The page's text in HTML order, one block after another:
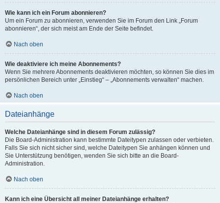
Wie kann ich ein Forum abonnieren?
Um ein Forum zu abonnieren, verwenden Sie im Forum den Link „Forum
abonnieren“, der sich meist am Ende der Seite befindet.
Nach oben
Wie deaktiviere ich meine Abonnements?
Wenn Sie mehrere Abonnements deaktivieren möchten, so können Sie dies im
persönlichen Bereich unter „Einstieg“ – „Abonnements verwalten“ machen.
Nach oben
Dateianhänge
Welche Dateianhänge sind in diesem Forum zulässig?
Die Board-Administration kann bestimmte Dateitypen zulassen oder verbieten.
Falls Sie sich nicht sicher sind, welche Dateitypen Sie anhängen können und
Sie Unterstützung benötigen, wenden Sie sich bitte an die Board-
Administration.
Nach oben
Kann ich eine Übersicht all meiner Dateianhänge erhalten?